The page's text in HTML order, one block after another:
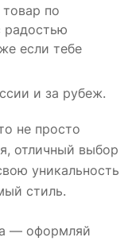
по
если тебе
и за рубеж.
не просто
отличный выбор
уникальность
стиль.
— оформляй